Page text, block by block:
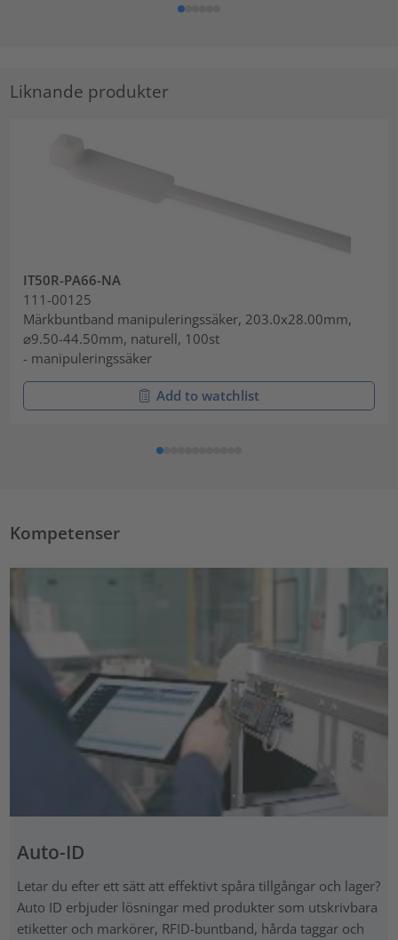
Liknande produkter
IT50R-PA66-NA
111-00125
Märkbuntband manipuleringssäker, 203.0x28.00mm,
⌀9.50-44.50mm, naturell, 100st
- manipuleringssäker
Add to watchlist
Kompetenser
Auto-ID
Letar du efter ett sätt att effektivt spåra tillgångar och lager?
Auto ID erbjuder lösningar med produkter som utskrivbara
etiketter och markörer, RFID-buntband, hårda taggar och